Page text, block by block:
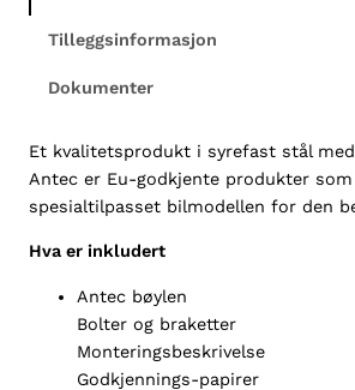
y
e
s
s
n
Tilleggsinformasjon
Dokumenter
Et kvalitetsprodukt i syrefast stål
Antec er Eu-godkjente produkter
spesialtilpasset bilmodellen for den
Hva er inkludert
Antec bøylen
Bolter og braketter
Monteringsbeskrivelse
Godkjennings-papirer